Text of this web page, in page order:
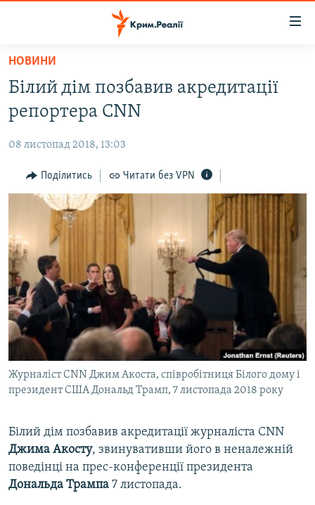
Перейти
основного
матеріалу
Перейти
до
навігації
Перейти
пошуку
ВОДА.КРИМ
ВІДЕО ТА ФОТО
ПОЛІТИКА
БЛОГИ
ПОГЛЯД
ІНТЕРВ'Ю
ВСЕ ЗА ДЕНЬ
СПЕЦПРОЕКТИ
ДЕПОРТАЦІЯ
ВІДЕОУРОКИ «ELIFBE»
СВІДЧЕННЯ ОКУПАЦІЇ
УКРАЇНСЬКА ПРОБЛЕМА КРИМУ
ЯК ОБІЙТИ БЛОКУВАННЯ
Русский
Qırımtatar
Усі сайти RFE/RL
НОВИНИ
Білий дім позбавив акредитації
репортера CNN
08 листопад 2018, 13:03
Поділитись Читати без VPN
Журналіст CNN Джим Акоста, співробітниця Білого дому і
президент США Дональд Трамп, 7 листопада 2018 року
Білий дім позбавив акредитації журналіста CNN
Джима Акосту, звинувативши його в неналежній
поведінці на прес-конференції президента
Дональда Трампа 7 листопада.